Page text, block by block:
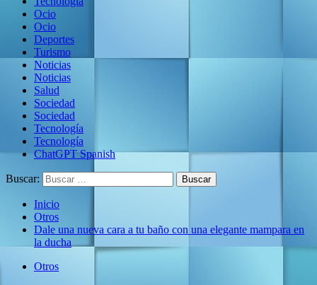
Ocio
Ocio
Deportes
Turismo
Noticias
Noticias
Salud
Sociedad
Sociedad
Tecnología
Tecnología
ChatGPT Spanish
Buscar:
Inicio
Otros
Dale una nueva cara a tu baño con una elegante mampara en
la ducha
Otros